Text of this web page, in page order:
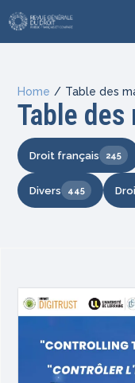
Home / Table des
Table
Droit français 245
Divers 445